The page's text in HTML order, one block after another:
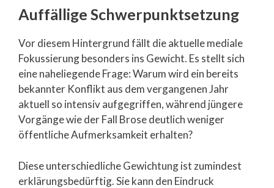
Auffällige Schwerpunktsetzung
Vor diesem Hintergrund fällt die aktuelle mediale
Fokussierung besonders ins Gewicht. Es stellt sich
eine naheliegende Frage: Warum wird ein bereits
bekannter Konflikt aus dem vergangenen Jahr
aktuell so intensiv aufgegriffen, während jüngere
Vorgänge wie der Fall Brose deutlich weniger
öffentliche Aufmerksamkeit erhalten?
Diese unterschiedliche Gewichtung ist zumindest
erklärungsbedürftig. Sie kann den Eindruck